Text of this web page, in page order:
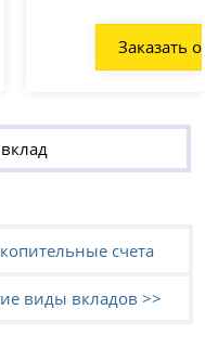
Заказать
счета
виды вкладов >>